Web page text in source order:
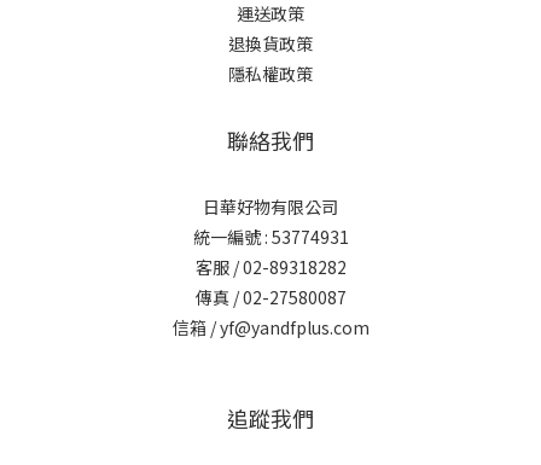
運送政策
退換貨政策
隱私權政策
聯絡我們
日華好物有限公司
統一編號 : 53774931
客服 / 02-89318282
傳真 / 02-27580087
信箱 / yf@yandfplus.com
追蹤我們